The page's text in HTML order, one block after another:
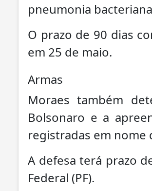
pneumonia
O prazo de 90 dias
em 25 de maio.
Armas
Moraes também
Bolsonaro e a
registradas em nome
A defesa terá prazo
Federal (PF).